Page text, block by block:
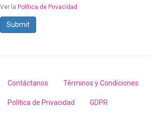
Ver la Política de Privacidad .
Submit
Footer
menu
Contáctanos Términos y Condiciones
Política de Privacidad GDPR